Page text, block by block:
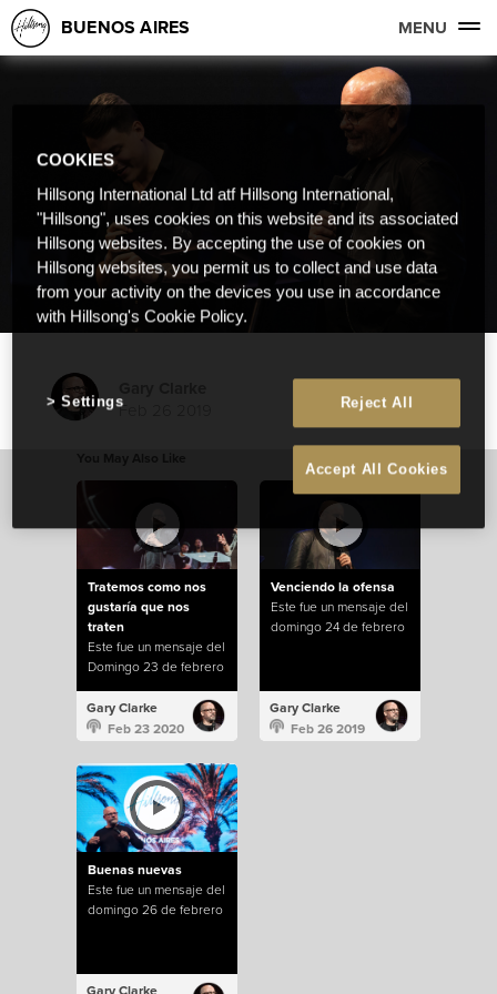
BUENOS AIRES MENU
Feb 26 2019
Tratemos como nos
gustaría que nos
traten
Este fue un mensaje del
Domingo 23 de febrero
Gary Clarke
Feb 23 2020
Venciendo la ofensa
Este fue un mensaje del
domingo 24 de febrero
Gary Clarke
Feb 26 2019
Buenas nuevas
Este fue un mensaje del
domingo 26 de febrero
COOKIES
Hillsong International Ltd atf Hillsong International,
"Hillsong", uses cookies on this website and its associated
Hillsong websites. By accepting the use of cookies on
Hillsong websites, you permit us to collect and use data
from your activity on the devices you use in accordance
with Hillsong's Cookie Policy.
Reject All
Accept All Cookies
Settings